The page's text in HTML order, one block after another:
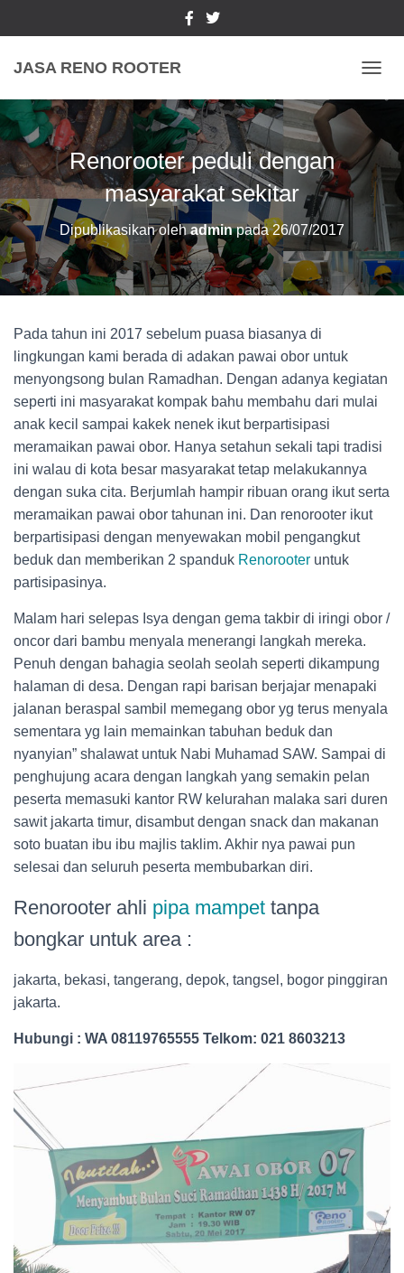
JASA RENO ROOTER
Renorooter peduli dengan
masyarakat sekitar
Dipublikasikan oleh adminpada26/07/2017
Pada tahun ini 2017 sebelum puasa biasanya di
lingkungan kami berada di adakan pawai obor untuk
menyongsong bulan Ramadhan. Dengan adanya kegiatan
seperti ini masyarakat kompak bahu membahu dari mulai
anak kecil sampai kakek nenek ikut berpartisipasi
meramaikan pawai obor. Hanya setahun sekali tapi tradisi
ini walau di kota besar masyarakat tetap melakukannya
dengan suka cita. Berjumlah hampir ribuan orang ikut serta
meramaikan pawai obor tahunan ini. Dan renorooter ikut
berpartisipasi dengan menyewakan mobil pengangkut
beduk dan memberikan 2 spanduk Renorooter untuk
partisipasinya.
Malam hari selepas Isya dengan gema takbir di iringi obor /
oncor dari bambu menyala menerangi langkah mereka.
Penuh dengan bahagia seolah seolah seperti dikampung
halaman di desa. Dengan rapi barisan berjajar menapaki
jalanan beraspal sambil memegang obor yg terus menyala
sementara yg lain memainkan tabuhan beduk dan
nyanyian” shalawat untuk Nabi Muhamad SAW. Sampai di
penghujung acara dengan langkah yang semakin pelan
peserta memasuki kantor RW kelurahan malaka sari duren
sawit jakarta timur, disambut dengan snack dan makanan
soto buatan ibu ibu majlis taklim. Akhir nya pawai pun
selesai dan seluruh peserta membubarkan diri.
Renorooter ahli pipa mampet tanpa
bongkar untuk area :
jakarta, bekasi, tangerang, depok, tangsel, bogor pinggiran
jakarta.
Hubungi : WA 08119765555 Telkom: 021 8603213